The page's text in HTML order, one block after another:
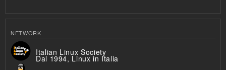
NETWORK
Italian Linux Society
Dal 1994, Linux in Italia